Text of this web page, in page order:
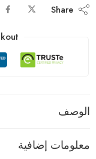
الوصف
معلومات إضافية